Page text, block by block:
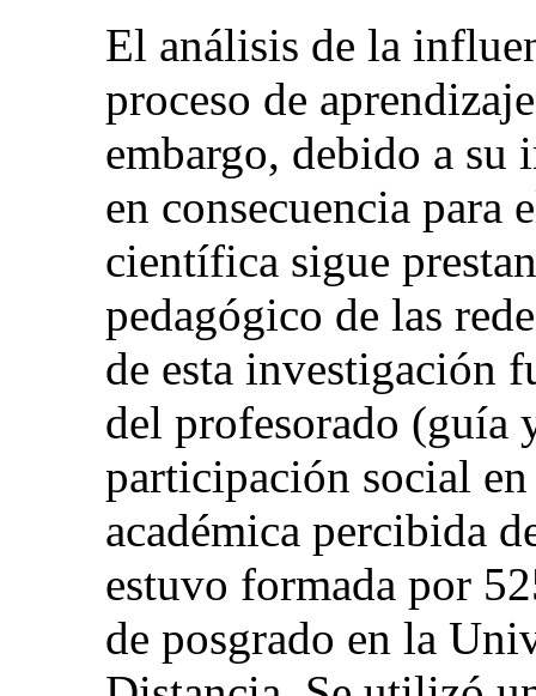
El análisis de la
proceso de
embargo, debido a su
en consecuencia para
científica sigue
pedagógico de las
de esta investigación
del profesorado (guía
participación social
académica percibida
estuvo formada por
de posgrado en la